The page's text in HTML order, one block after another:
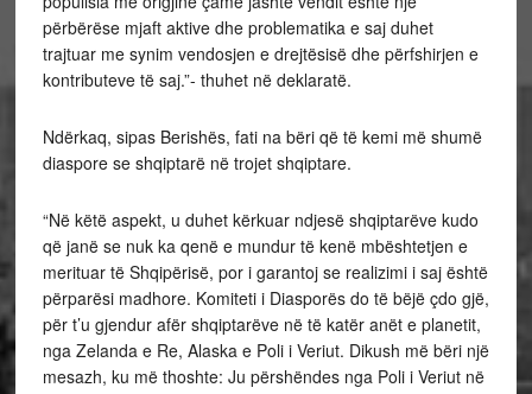
përbërëse mjaft aktive dhe problematika e saj duhet
trajtuar me synim vendosjen e drejtësisë dhe përfshirjen e
kontributeve të saj.”- thuhet në deklaratë.
Ndërkaq, sipas Berishës, fati na bëri që të kemi më shumë
diaspore se shqiptarë në trojet shqiptare.
“Në këtë aspekt, u duhet kërkuar ndjesë shqiptarëve kudo
që janë se nuk ka qenë e mundur të kenë mbështetjen e
merituar të Shqipërisë, por i garantoj se realizimi i saj është
përparësi madhore. Komiteti i Diasporës do të bëjë çdo gjë,
për t’u gjendur afër shqiptarëve në të katër anët e planetit,
nga Zelanda e Re, Alaska e Poli i Veriut. Dikush më bëri një
mesazh, ku më thoshte: Ju përshëndes nga Poli i Veriut në